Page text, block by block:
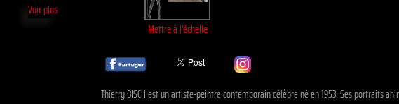
Voir plus
Mettre à l'échelle
Thierry BISCH est un artiste-peintre contemporain célèbre né en 1953. Ses portraits